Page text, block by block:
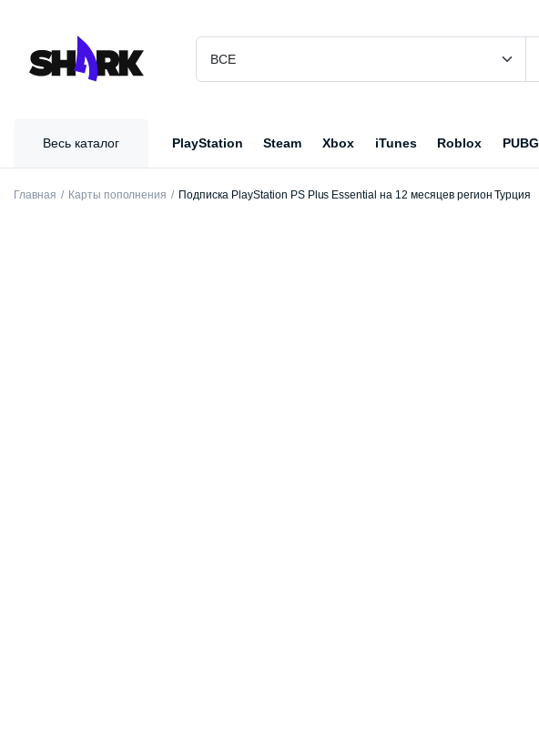
Весь каталог PlayStation Steam Xbox iTunes Roblox PUBG
Главная Карты пополнения Подписка PlayStation PS Plus Essential на 12 месяцев регион Турция